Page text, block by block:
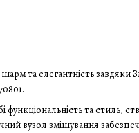
та елегантність завдяки
функціональність та стиль,
вузол змішування